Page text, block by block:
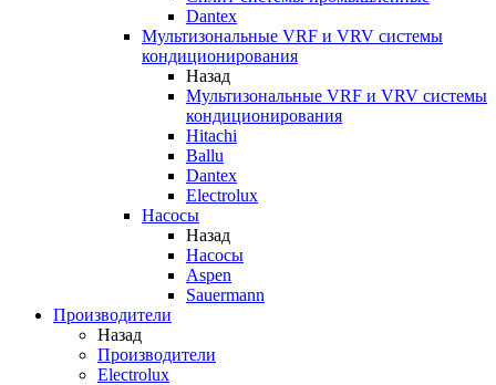
Dantex
Мультизональные VRF и VRV системы
кондиционирования
Назад
Мультизональные VRF и VRV системы
кондиционирования
Hitachi
Ballu
Dantex
Electrolux
Насосы
Назад
Насосы
Aspen
Sauermann
Производители
Назад
Производители
Electrolux